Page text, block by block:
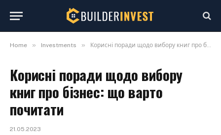
Home » Investments » Корисні поради щодо вибору книг про бізнес: що варто почитати
Корисні поради щодо вибору
книг про бізнес: що варто
почитати
21.05.2023